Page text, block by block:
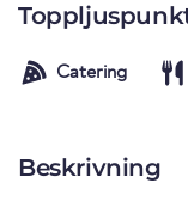
Catering
Beskrivning